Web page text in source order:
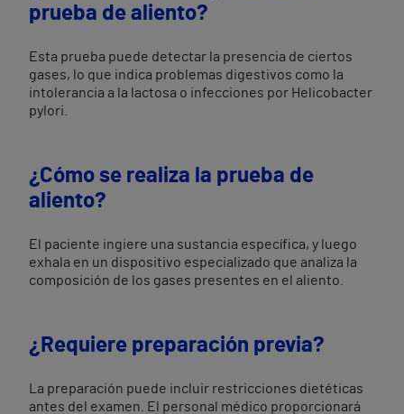
prueba de aliento?
Esta prueba puede detectar la presencia de ciertos
gases, lo que indica problemas digestivos como la
intolerancia a la lactosa o infecciones por Helicobacter
pylori.
¿Cómo se realiza la prueba de
aliento?
El paciente ingiere una sustancia específica, y luego
exhala en un dispositivo especializado que analiza la
composición de los gases presentes en el aliento.
¿Requiere preparación previa?
La preparación puede incluir restricciones dietéticas
antes del examen. El personal médico proporcionará